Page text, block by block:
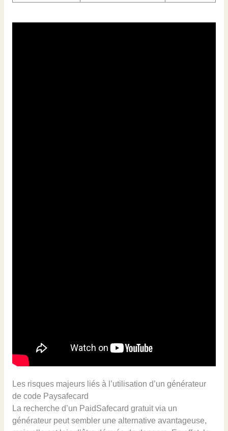
Les risques majeurs liés à l’utilisation d’un générateur
de code Paysafecard
La recherche d’un PaidSafecard gratuit via un
générateur peut sembler une alternative avantageuse,